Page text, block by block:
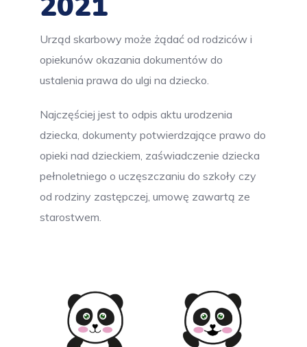
Urząd skarbowy może żądać od rodziców i
opiekunów okazania dokumentów do
ustalenia prawa do ulgi na dziecko.
Najczęściej jest to odpis aktu urodzenia
dziecka, dokumenty potwierdzające prawo do
opieki nad dzieckiem, zaświadczenie dziecka
pełnoletniego o uczęszczaniu do szkoły czy
od rodziny zastępczej, umowę zawartą ze
starostwem.